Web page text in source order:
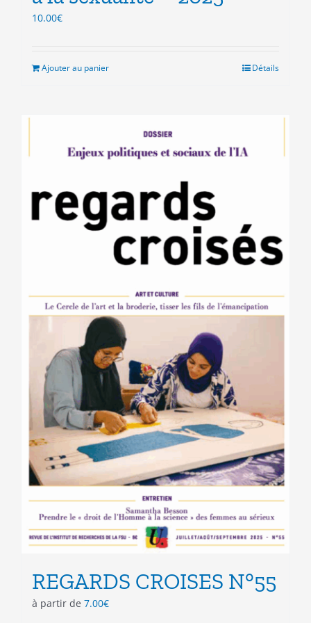
10.00€
Ajouter au panier Détails
REGARDS CROISES N°55
à partir de 7.00€